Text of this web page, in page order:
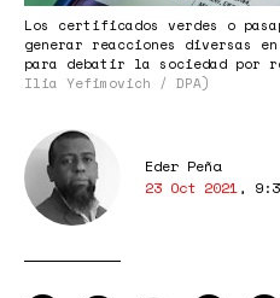
Los certificados verdes o
generar reacciones diversas
para debatir la sociedad por
Ilia Yefimovich / DPA)
Eder Peña
23 Oct 2021,